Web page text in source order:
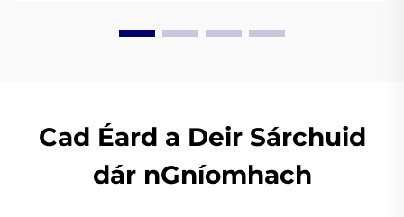
Cad Éard a Deir Sárchuid
dár nGníomhach